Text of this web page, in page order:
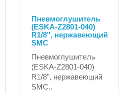
Пневмоглушитель
(ESKA-Z2801-040)
R1/8", нержавеющий
SMC
Пневмоглушитель
(ESKA-Z2801-040)
R1/8", нержавеющий
SMC..